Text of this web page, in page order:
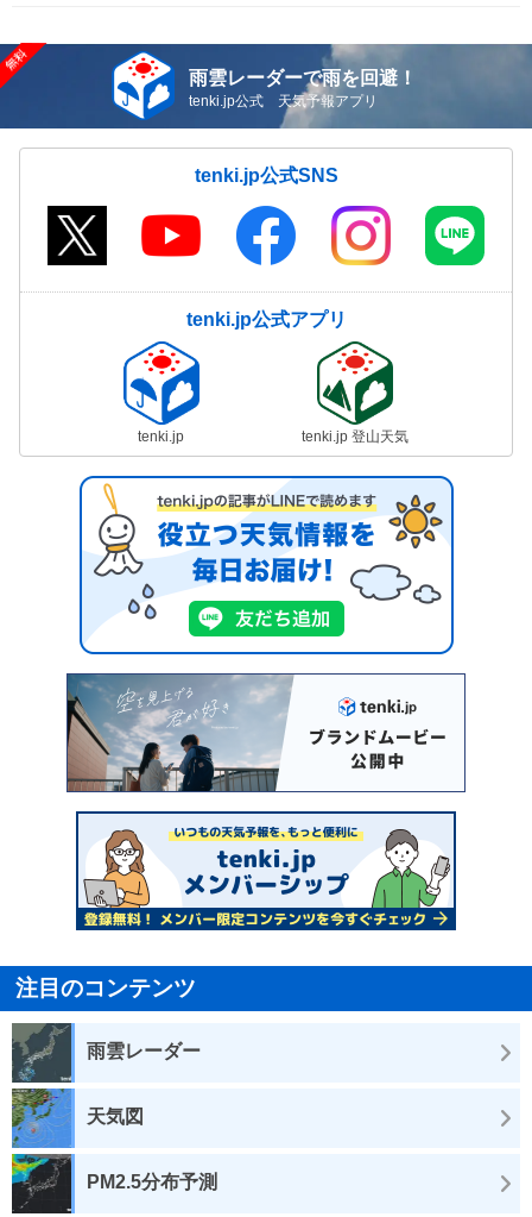
雨雲レーダーで雨を回避！
tenki.jp公式 天気予報アプリ
tenki.jp公式SNS
tenki.jp公式アプリ
tenki.jp tenki.jp 登山天気
注目のコンテンツ
雨雲レーダー
天気図
PM2.5分布予測